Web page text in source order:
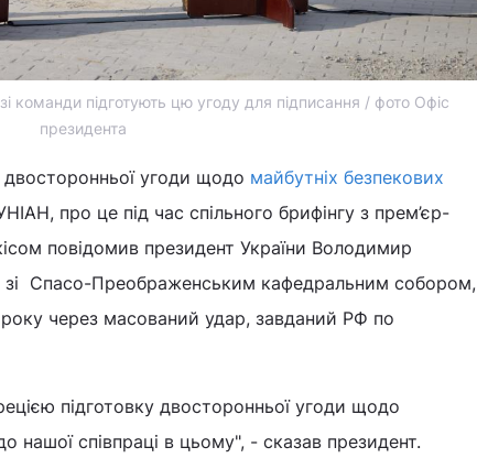
команди підготують цю угоду для підписання / фото Офіс
президента
двосторонньої угоди щодо майбутніх безпекових
про це під час спільного брифінгу з прем’єр-
повідомив президент України Володимир
зі Спасо-Преображенським кафедральним собором,
через масований удар, завданий РФ по
підготовку двосторонньої угоди щодо
нашої співпраці в цьому", - сказав президент.